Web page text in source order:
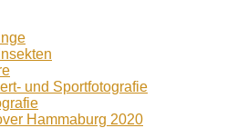
und Sportfotografie
Hammaburg 2020